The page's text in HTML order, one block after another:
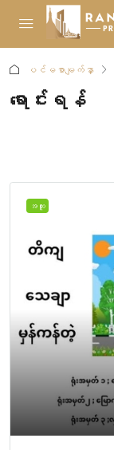
ပင်မစာမျက်နှာ
ရောင်းရန်
အထူး